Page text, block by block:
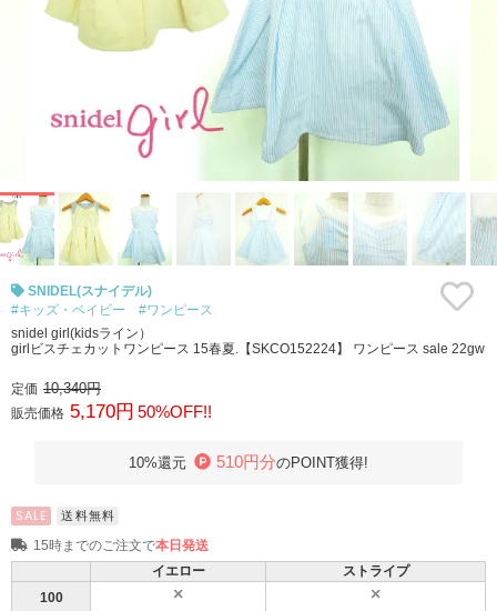
SNIDEL(スナイデル)
#キッズ・ベイビー
#ワンピース
snidel girl(kidsライン）
girlビスチェカットワンピース 15春夏.【SKCO152224】 ワンピース sale 22gw
定価 10,340円
販売価格 5,170円 50%OFF!!
10%還元 510円分のPOINT獲得!
SALE 送料無料
15時までのご注文で本日発送
イエロー
ストライプ
100